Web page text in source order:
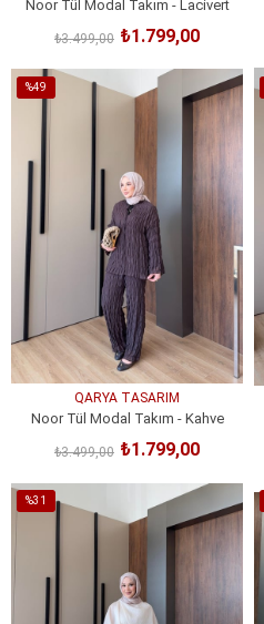
Noor Tül Modal Takım - Lacivert
₺1.799,00
₺3.499,00
SEPETE EKLE
%49
QARYA TASARIM
Noor Tül Modal Takım - Kahve
₺1.799,00
₺3.499,00
%31